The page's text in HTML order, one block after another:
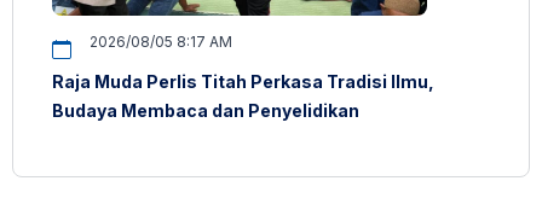
2026/08/05 8:17 AM
Raja Muda Perlis Titah Perkasa Tradisi Ilmu,
Budaya Membaca dan Penyelidikan